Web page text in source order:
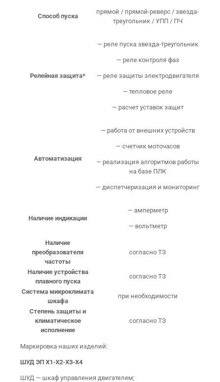
Способ пуска
прямой / прямой-реверс / звезда-
треугольник / УПП / ПЧ
Релейная защита*
— реле пуска звезда-треугольник
— реле контроля фаз
— реле защиты электродвигателя
— тепловое реле
— расчет уставок защит
Автоматизация
— работа от внешних устройств
— счетчик моточасов
— реализация алгоритмов работы
на базе ПЛК
— диспетчеризация и мониторинг
Наличие индикации
— амперметр
— вольтметр
Наличие
преобразователя
частоты
согласно ТЗ
Наличие устройства
плавного пуска
согласно ТЗ
Система микроклимата
шкафа
при необходимости
Степень защиты и
климатическое
исполнение
согласно ТЗ
Маркировка наших изделий:
ШУД ЭП X1-X2-X3-X4
ШУД — шкаф управления двигателем;